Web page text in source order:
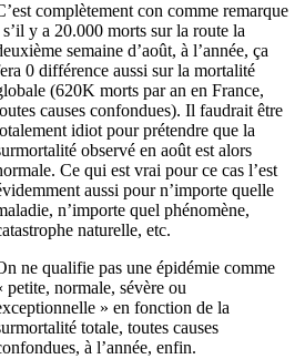
complètement con comme remarque
s’il y a 20.000 morts sur la route la
semaine d’août, à l’année, ça
0 différence aussi sur la mortalité
(620K morts par an en France,
causes confondues). Il faudrait être
idiot pour prétendre que la
observé en août est alors
Ce qui est vrai pour ce cas l’est
aussi pour n’importe quelle
n’importe quel phénomène,
naturelle, etc.
ne qualifie pas une épidémie comme
petite, normale, sévère ou
» en fonction de la
totale, toutes causes
à l’année, enfin.